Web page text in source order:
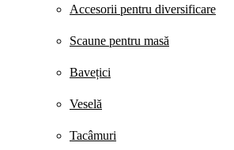
Accesorii pentru diversificare
Scaune pentru masă
Bavețici
Veselă
Tacâmuri